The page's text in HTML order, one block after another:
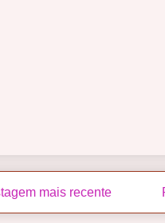
mais recente